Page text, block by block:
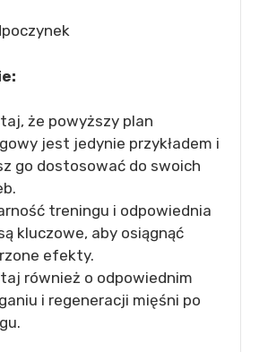
że powyższy plan
jest jedynie przykładem i
go dostosować do swoich
treningu i odpowiednia
kluczowe, aby osiągnąć
efekty.
również o odpowiednim
i regeneracji mięśni po